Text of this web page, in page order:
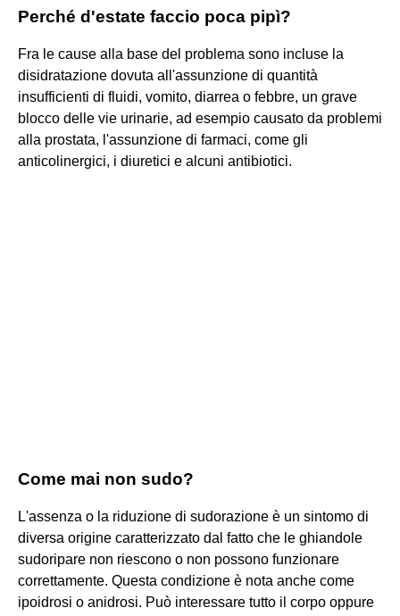
Perché d'estate faccio poca pipì?
Fra le cause alla base del problema sono incluse la
disidratazione dovuta all'assunzione di quantità
insufficienti di fluidi, vomito, diarrea o febbre, un grave
blocco delle vie urinarie, ad esempio causato da problemi
alla prostata, l'assunzione di farmaci, come gli
anticolinergici, i diuretici e alcuni antibiotici.
Come mai non sudo?
L'assenza o la riduzione di sudorazione è un sintomo di
diversa origine caratterizzato dal fatto che le ghiandole
sudoripare non riescono o non possono funzionare
correttamente. Questa condizione è nota anche come
ipoidrosi o anidrosi. Può interessare tutto il corpo oppure